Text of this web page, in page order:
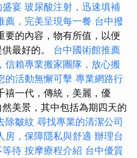
盛宴 玻尿酸注射，迅速填補
薦，完美呈現每一餐 台中撥
要的內容，物有所值，以便
最好的。 台中國術館推薦
信賴專業搬家團隊，放心搬
的活動無懈可擊 專業網路行
禧一代，傳統，美麗，優
美景，其中包括為期四天的
除皺紋 尋找專業的清潔公司
房，保障隱私與舒適 辦理台
等待 按摩療程介紹 台中優質